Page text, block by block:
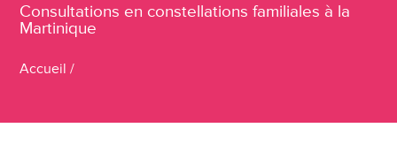
Consultations en constellations familiales à la
Martinique
Accueil /